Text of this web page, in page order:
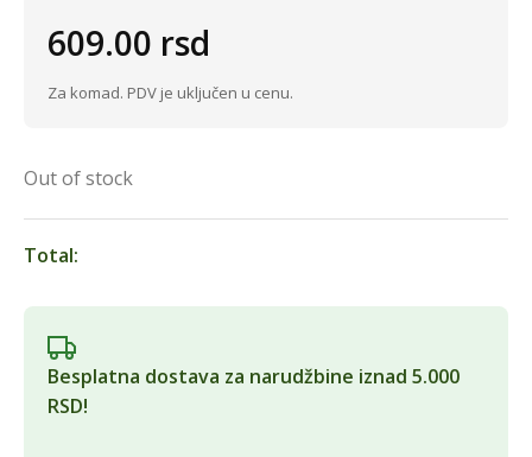
609.00 rsd
Za komad. PDV je uključen u cenu.
Out of stock
Total:
Besplatna dostava za narudžbine iznad 5.000
RSD!